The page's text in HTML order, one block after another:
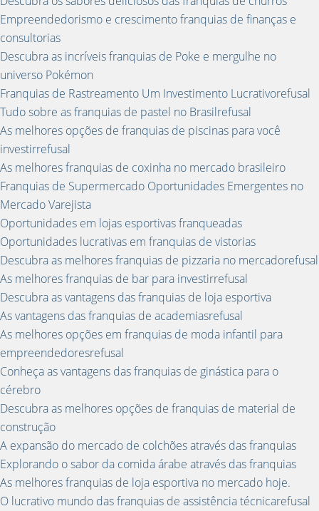
Empreendedorismo e crescimento franquias de finanças e
consultorias
Descubra as incríveis franquias de Poke e mergulhe no
universo Pokémon
Franquias de Rastreamento Um Investimento Lucrativorefusal
Tudo sobre as franquias de pastel no Brasilrefusal
As melhores opções de franquias de piscinas para você
investirrefusal
As melhores franquias de coxinha no mercado brasileiro
Franquias de Supermercado Oportunidades Emergentes no
Mercado Varejista
Oportunidades em lojas esportivas franqueadas
Oportunidades lucrativas em franquias de vistorias
Descubra as melhores franquias de pizzaria no mercadorefusal
As melhores franquias de bar para investirrefusal
Descubra as vantagens das franquias de loja esportiva
As vantagens das franquias de academiasrefusal
As melhores opções em franquias de moda infantil para
empreendedoresrefusal
Conheça as vantagens das franquias de ginástica para o
cérebro
Descubra as melhores opções de franquias de material de
construção
A expansão do mercado de colchões através das franquias
Explorando o sabor da comida árabe através das franquias
As melhores franquias de loja esportiva no mercado hoje.
O lucrativo mundo das franquias de assistência técnicarefusal